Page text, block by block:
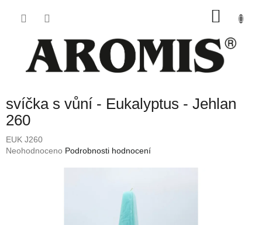
svíčka s vůní - Eukalyptus - Jehlan
260
EUK J260
Průměrné
Neohodnoceno Podrobnosti hodnocení